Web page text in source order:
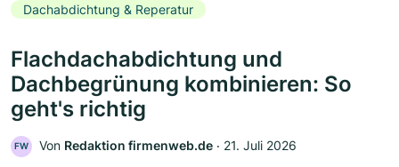
Dachabdichtung & Reperatur
Flachdachabdichtung und
Dachbegrünung kombinieren: So
geht's richtig
FW Von Redaktion firmenweb.de ‧ 21. Juli 2026